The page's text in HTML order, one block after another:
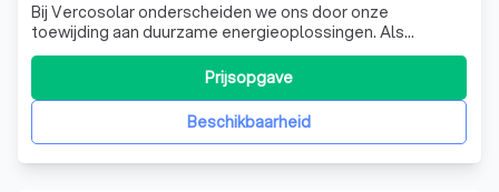
Bij Vercosolar onderscheiden we ons door onze
toewijding aan duurzame energieoplossingen. Als
gecertificeerd installateur van zonnepanelen en off-grid
systemen, zijn we sinds 2008 een betrouwbare partner in
de PV-installatiesector. Onze expertise strekt zich uit van
de installatie van klassieke zonn
Beschikbaarheid
Prijsopgave